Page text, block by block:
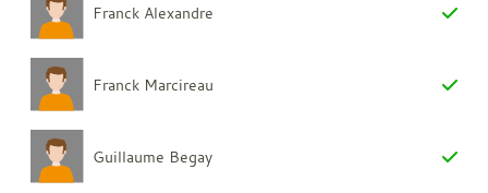
Franck Alexandre
Franck Marcireau
Guillaume Begay